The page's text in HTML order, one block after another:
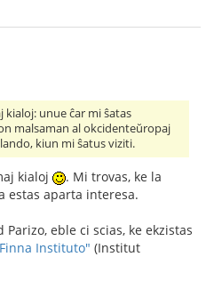
unue ĉar mi ŝatas
malsaman al okcidenteŭropaj
kiun mi ŝatus viziti.
kialoj
. Mi trovas, ke la
estas aparta interesa.
eble ci scias, ke ekzistas
Instituto" (Institut